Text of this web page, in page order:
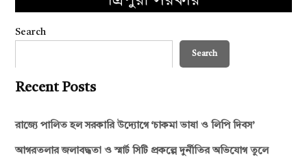
Search
Search
Recent Posts
রাজ্যে পালিত হল সরকারি উদ্যোগে ‘চাকমা ভাষা ও লিপি দিবস’
আগরতলার জলাবদ্ধতা ও স্মার্ট সিটি প্রকল্পে দুর্নীতির অভিযোগ তুলে